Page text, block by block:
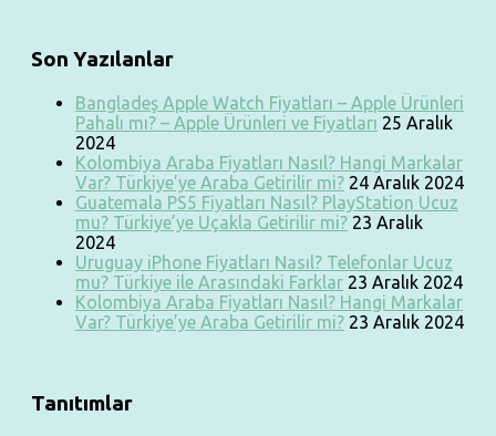
Son Yazılanlar
Bangladeş Apple Watch Fiyatları – Apple Ürünleri
Pahalı mı? – Apple Ürünleri ve Fiyatları 25 Aralık
2024
Kolombiya Araba Fiyatları Nasıl? Hangi Markalar
Var? Türkiye’ye Araba Getirilir mi? 24 Aralık 2024
Guatemala PS5 Fiyatları Nasıl? PlayStation Ucuz
mu? Türkiye’ye Uçakla Getirilir mi? 23 Aralık
2024
Uruguay iPhone Fiyatları Nasıl? Telefonlar Ucuz
mu? Türkiye ile Arasındaki Farklar 23 Aralık 2024
Kolombiya Araba Fiyatları Nasıl? Hangi Markalar
Var? Türkiye’ye Araba Getirilir mi? 23 Aralık 2024
Tanıtımlar